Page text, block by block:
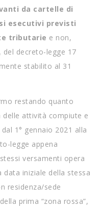
da cartelle di
esecutivi previsti
tributarie e non,
del decreto-legge 17
stabilito al 31
restando quanto
delle attività compiute e
1° gennaio 2021 alla
legge appena
versamenti opera
iniziale della stessa
residenza/sede
prima “zona rossa”,